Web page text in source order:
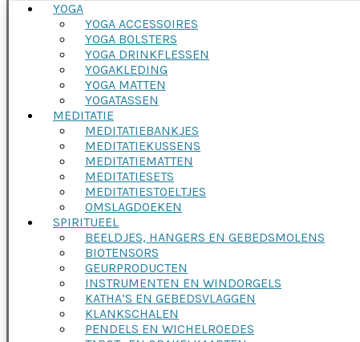
YOGA
YOGA ACCESSOIRES
YOGA BOLSTERS
YOGA DRINKFLESSEN
YOGAKLEDING
YOGA MATTEN
YOGATASSEN
MEDITATIE
MEDITATIEBANKJES
MEDITATIEKUSSENS
MEDITATIEMATTEN
MEDITATIESETS
MEDITATIESTOELTJES
OMSLAGDOEKEN
SPIRITUEEL
BEELDJES, HANGERS EN GEBEDSMOLENS
BIOTENSORS
GEURPRODUCTEN
INSTRUMENTEN EN WINDORGELS
KATHA’S EN GEBEDSVLAGGEN
KLANKSCHALEN
PENDELS EN WICHELROEDES